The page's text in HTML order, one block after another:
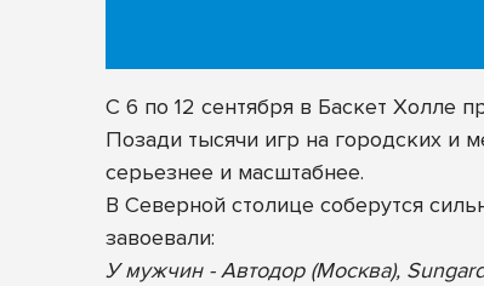
С 6 по 12 сентября в Баскет Холле
Позади тысячи игр на городских и
серьезнее и масштабнее.
В Северной столице соберутся
завоевали:
У мужчин - Автодор (Москва),